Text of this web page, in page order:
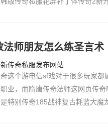
法师朋友怎么练圣言术
传奇私服发布网站
这个游电信sf戏对于很多玩家
业，而隋唐传奇法师这网页传
特别传奇185战神复古耗蓝大魔